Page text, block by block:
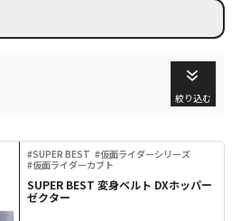
絞り込む
#SUPER BEST #仮面ライダーシリーズ
#仮面ライダーカブト
SUPER BEST 変身ベルト DXホッパー
ゼクター